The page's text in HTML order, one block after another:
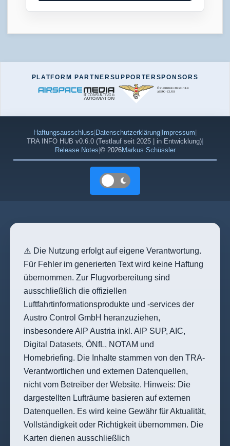
PLATFORM PARTNER SUPPORTER SPONSORS
Haftungsausschluss|Datenschutzerklärung|Impressum|
TRA INFO HUB v0.6.0 (Testlauf seit 2025 | in Entwicklung)|
Release Notes|© 2026Markus Schüssler
Farbschema: Hell
⚠️ Die Nutzung erfolgt auf eigene Verantwortung.
Für Fehler im generierten Text wird keine Haftung
übernommen. Zur Flugvorbereitung sind
ausschließlich die offiziellen
Luftfahrtinformationsprodukte und -services der
Austro Control GmbH heranzuziehen,
insbesondere AIP Austria inkl. AIP SUP, AIC,
Digital Datasets, ÖNfL, NOTAM und
Homebriefing. Die Inhalte stammen von den TRA-
Verantwortlichen und externen Datenquellen,
nicht vom Betreiber der Website. Hinweis: Die
dargestellten Lufträume basieren auf externen
Datenquellen. Es wird keine Gewähr für Aktualität,
Vollständigkeit oder Richtigkeit übernommen. Die
Karten dienen ausschließlich